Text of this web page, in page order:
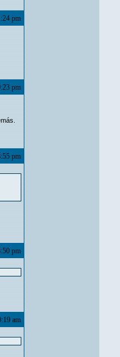
pm
pm
pm
pm
am